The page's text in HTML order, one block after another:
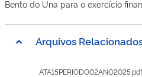
Bento do Una para o exercício
Arquivos
ATA15PERIODO02ANO2025.pdf